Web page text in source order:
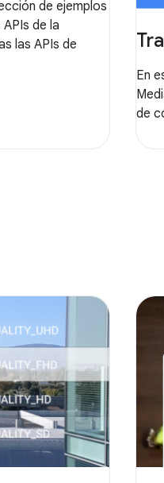
de ejemplos
de la
las APIs de
En
de